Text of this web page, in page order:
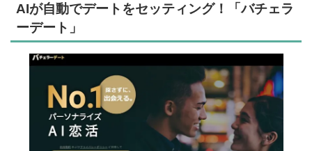
AIが自動でデートをセッティング！「バチェラ
ーデート」